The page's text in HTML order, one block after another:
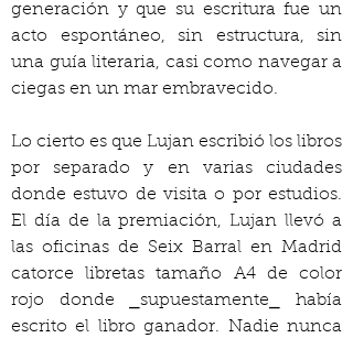
generación y que su escritura fue un
acto espontáneo, sin estructura, sin
una guía literaria, casi como navegar a
ciegas en un mar embravecido.
Lo cierto es que Lujan escribió los libros
por separado y en varias ciudades
donde estuvo de visita o por estudios.
El día de la premiación, Lujan llevó a
las oficinas de Seix Barral en Madrid
catorce libretas tamaño A4 de color
rojo donde ⎯supuestamente⎯ había
escrito el libro ganador. Nadie nunca